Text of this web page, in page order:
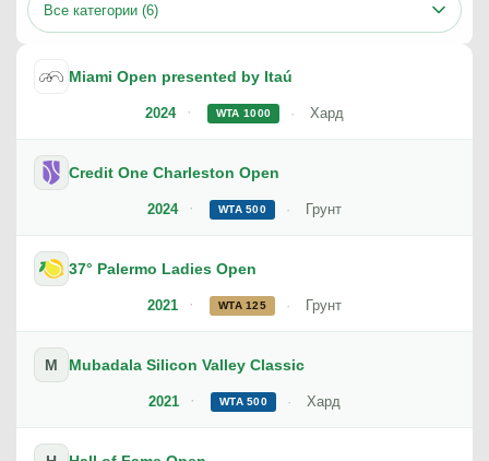
Все категории (6)
2024
Miami Open presented by Itaú
WTA 1000 Хард
2024
Credit One Charleston Open
WTA 500 Грунт
2021
37° Palermo Ladies Open
WTA 125 Грунт
2021
M Mubadala Silicon Valley Classic
WTA 500 Хард